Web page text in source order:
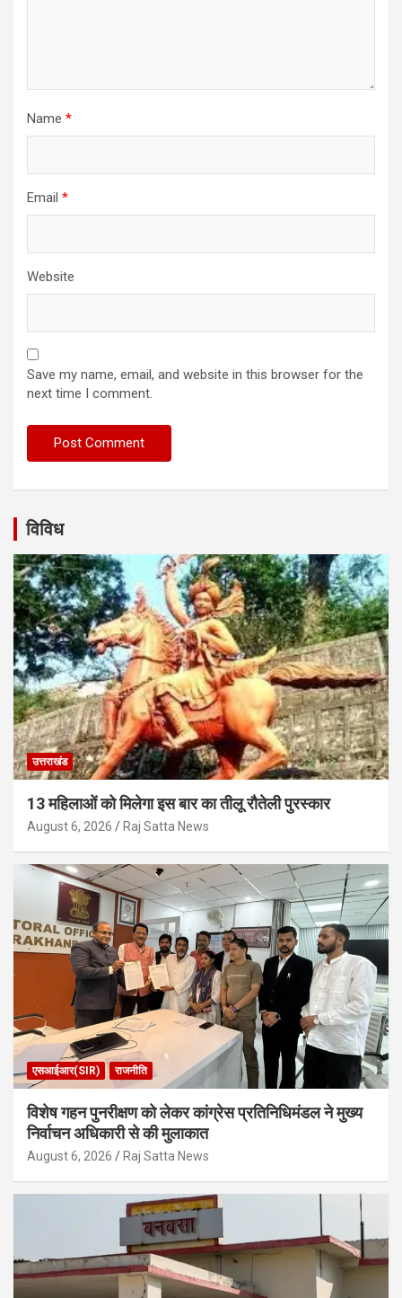
Name *
Email *
Website
Save my name, email, and website in this browser for the
next time I comment.
विविध
उत्तराखंड
13 महिलाओं को मिलेगा इस बार का तीलू रौतेली पुरस्कार
August 6, 2026 Raj Satta News
एसआईआर(SIR) राजनीति
विशेष गहन पुनरीक्षण को लेकर कांग्रेस प्रतिनिधिमंडल ने मुख्य
निर्वाचन अधिकारी से की मुलाकात
August 6, 2026 Raj Satta News